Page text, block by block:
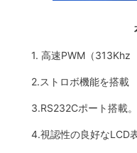
1. 高速PWM（313Khz
2.ストロボ機能を搭
3.RS232Cポート搭載
4.視認性の良好なLCD